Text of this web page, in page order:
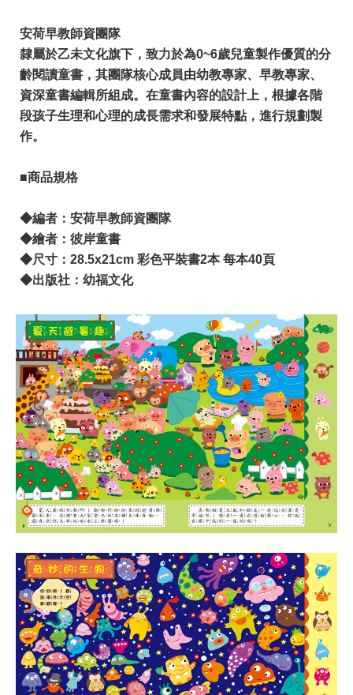
安荷早教師資團隊
隸屬於乙未文化旗下，致力於為0~6歲兒童製作優質的分
齡閱讀童書，其團隊核心成員由幼教專家、早教專家、
資深童書編輯所組成。在童書內容的設計上，根據各階
段孩子生理和心理的成長需求和發展特點，進行規劃製
作。
​■商品規格
​◆編者：安荷早教師資團隊
◆繪者：彼岸童書
◆尺寸：28.5x21cm 彩色平裝書2本 每本40頁
◆出版社：幼福文化